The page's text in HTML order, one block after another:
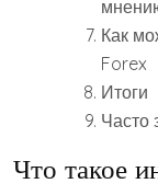
Как
Forex
Итоги
Часто
Что такое